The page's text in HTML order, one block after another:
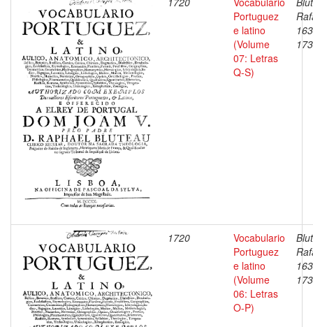
Portuguez
e latino
(Volume
07: Letras
Q-S)
1720
Vocabulario
Portuguez
e latino
(Volume
06: Letras
O-P)